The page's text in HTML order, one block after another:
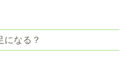
になる？